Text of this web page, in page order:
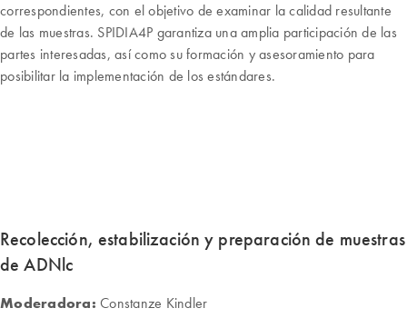
correspondientes, con el objetivo de examinar la calidad resultante
de las muestras. SPIDIA4P garantiza una amplia participación de las
partes interesadas, así como su formación y asesoramiento para
posibilitar la implementación de los estándares.
Recolección, estabilización y preparación de muestras
de ADNlc
Moderadora: Constanze Kindler